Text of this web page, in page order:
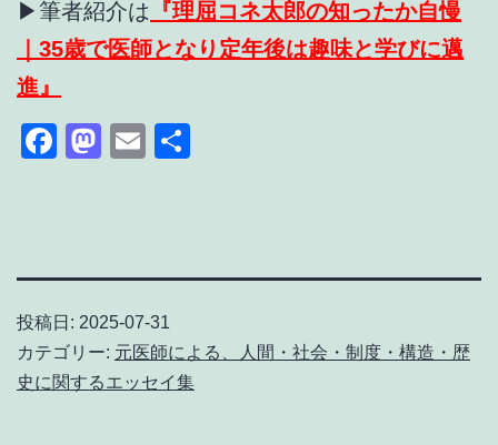
▶筆者紹介は 『理屈コネ太郎の知ったか自慢
｜35歳で医師となり定年後は趣味と学びに邁
進』
Facebook
Mastodon
Email
投稿日: 2025-07-31
カテゴリー: 元医師による、人間・社会・制度・構造・歴
史に関するエッセイ集